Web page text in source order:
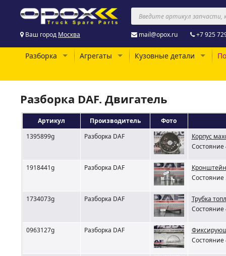
Ваш город Москва mail@opox.ru +7 925
Разборка Агрегаты Кузовные детали
Разборка DAF. Двигатель
Артикул Производитель
Фото
1395899g
Разборка DAF
Корпус
Состояние
1918441g Разборка DAF
Состояние
1734073g Разборка DAF
Трубка
Состояние
0963127g Разборка DAF
Состояние